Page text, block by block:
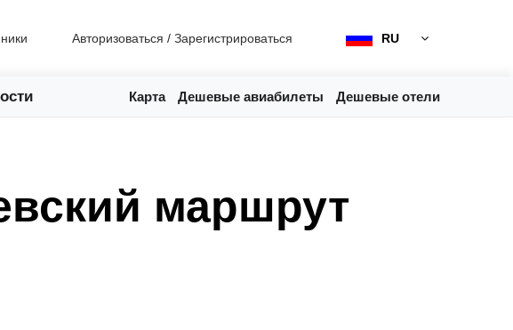
Авторизоваться / Зарегистрироваться RU
Карта Дешевые авиабилеты Дешевые отели
маршрут